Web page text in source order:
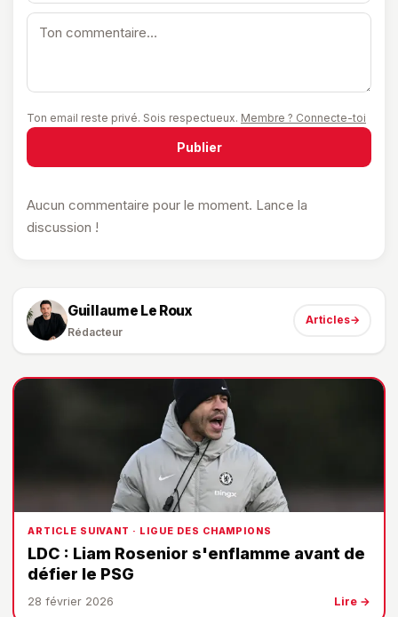
Ton email reste privé. Sois respectueux. Membre ? Connecte-toi
Publier
Aucun commentaire pour le moment. Lance la
discussion !
Guillaume Le Roux
Rédacteur
Articles→
ARTICLE SUIVANT · LIGUE DES CHAMPIONS
LDC : Liam Rosenior s'enflamme avant de
défier le PSG
28 février 2026 Lire →